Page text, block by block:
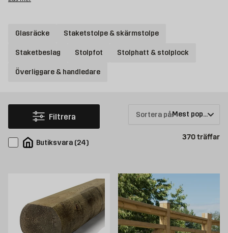
köpa bekvämt från Byggmax. Kom in till din närmaste Byggmax-butik eller
Glasräcke Staketstolpe & skärmstolpe
Staketbeslag Stolpfot Stolphatt & stolplock
Överliggare & handledare
Filtrera
Butiksvara (24)
Sortera på:
370träffar